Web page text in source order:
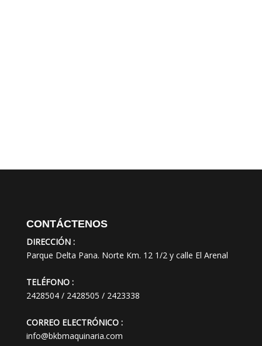
CONTÁCTENOS
DIRECCIÓN :
Parque Delta Pana. Norte Km. 12 1/2 y calle El Arenal
TELÉFONO :
2428504 / 2428505 / 2423338
CORREO ELECTRÓNICO :
info@bkbmaquinaria.com